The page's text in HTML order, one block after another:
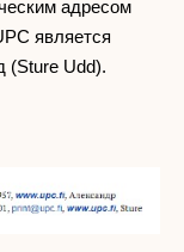
адресом
является
(Sture Udd).